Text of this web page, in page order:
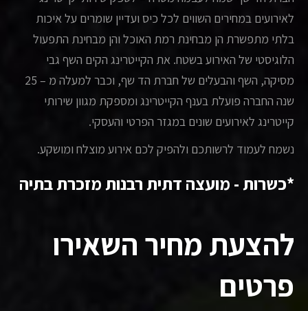
להצעת מחיר השאירו
פרטים
לאירועים במחירים השווים לכל כיס ועדיין שומרים על איכות
בלתי מתפשרת הן מבחינת רמת האוכל והן מבחינת התפעול
הלוגיסטי של האירוע בשטח. את הקייטרינג הקים השף גבי
מסיקה, השף והבעלים של חברת הד שף, וכבר למעלה מ – 25
שנה החברה פועלת בענף הקייטרינג ומספקת מגוון שירותי
קייטרינג לאירועים שונים במגזר הפרטי והעסקי.
נשמח לעמוד לרשותכם ולהפיק לכם אירוע מוצלח ומושקע.
*כשרות - מועצה דתית רבנות מזכרת בתיה